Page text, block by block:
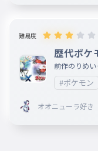
難易度
歴代ポケ
前作のりめ
ました。と
#ポケモン
オオニューラ好き